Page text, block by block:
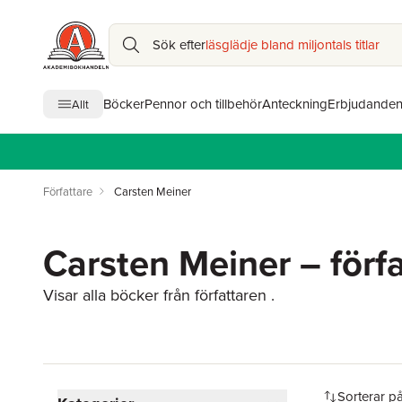
Sök efterläsglädje bland miljontals titlar
Allt BöckerPennor och tillbehörAnteckningErbjudanden
Författare Carsten Meiner
Carsten Meiner –
Visar alla böcker från författaren .
Sorterar